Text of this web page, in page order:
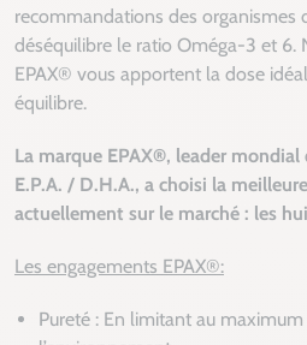
recommandations des organismes
déséquilibre le ratio Oméga-3 et 6.
EPAX® vous apportent la dose
équilibre.
La marque EPAX®, leader mondial
E.P.A. / D.H.A., a choisi la
actuellement sur le marché : les
Les engagements EPAX®:
Pureté : En limitant au